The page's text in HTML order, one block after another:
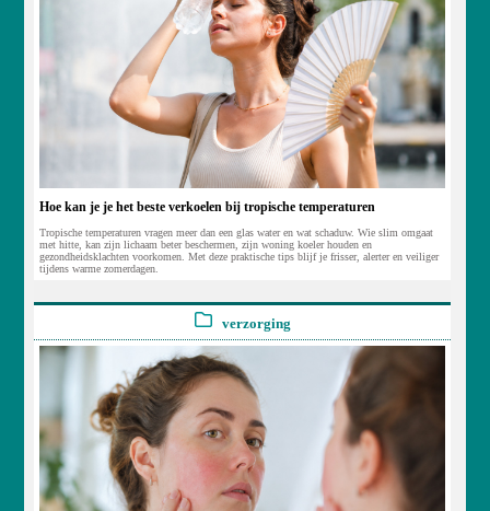
Hoe kan je je het beste verkoelen bij tropische temperaturen
Tropische temperaturen vragen meer dan een glas water en wat schaduw. Wie slim omgaat
met hitte, kan zijn lichaam beter beschermen, zijn woning koeler houden en
gezondheidsklachten voorkomen. Met deze praktische tips blijf je frisser, alerter en veiliger
tijdens warme zomerdagen.
verzorging